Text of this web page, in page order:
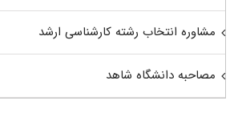
مشاوره انتخاب رشته کارشناسی ارشد
مصاحبه دانشگاه شاهد